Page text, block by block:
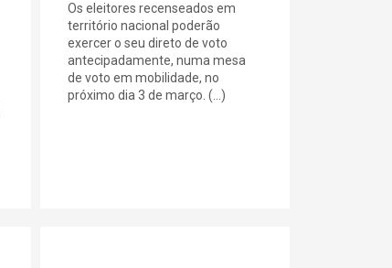
Os eleitores recenseados em
território nacional poderão
exercer o seu direto de voto
antecipadamente, numa mesa
de voto em mobilidade, no
próximo dia 3 de março. (...)